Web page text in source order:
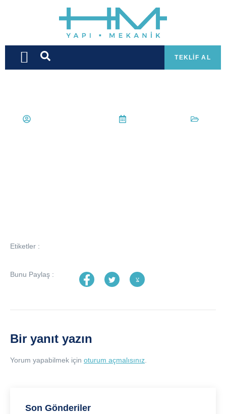
TEKLIF AL
Etiketler :
Bunu Paylaş :
Bir yanıt yazın
Yorum yapabilmek için oturum açmalısınız
Son Gönderiler